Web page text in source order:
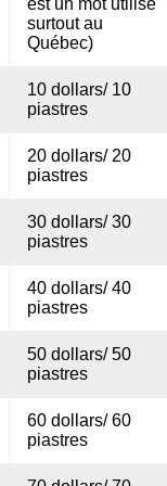
est un mot utilisé
surtout au
Québec)
10 dollars/ 10
piastres
20 dollars/ 20
piastres
30 dollars/ 30
piastres
40 dollars/ 40
piastres
50 dollars/ 50
piastres
60 dollars/ 60
piastres